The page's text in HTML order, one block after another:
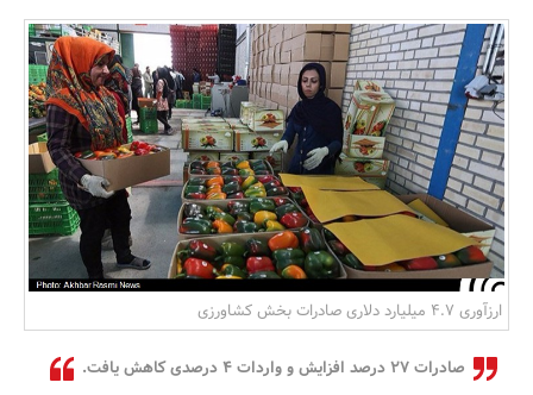
بانک، بیمه و سرمایه
مسکن و ساختمان
ارزآوری 4.7 میلیارد دلاری صادرات بخش کشاورزی
صادرات 27 درصد افزایش و واردات 4 درصدی کاهش یافت.